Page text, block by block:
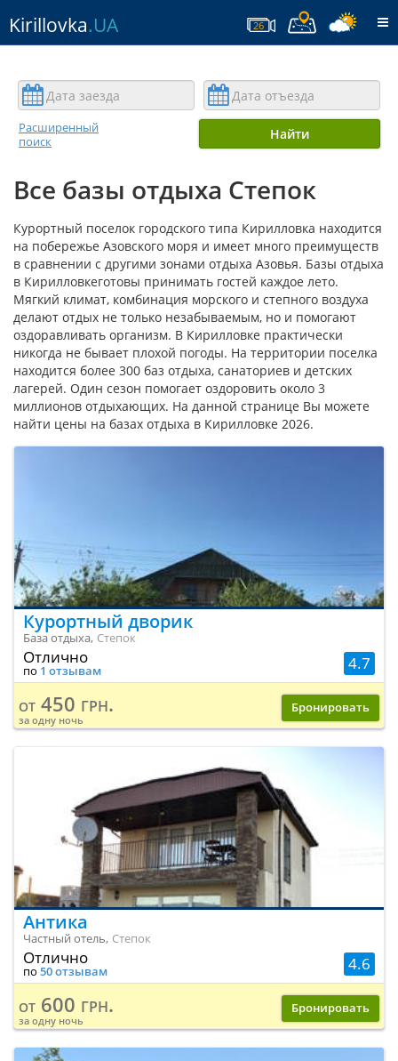
Kirillovka.UA 26
Расширенный
поиск
Найти
Все базы отдыха Степок
Курортный поселок городского типа Кирилловка находится
на побережье Азовского моря и имеет много преимуществ
в сравнении с другими зонами отдыха Азовья. Базы отдыха
в Кирилловкеготовы принимать гостей каждое лето.
Мягкий климат, комбинация морского и степного воздуха
делают отдых не только незабываемым, но и помогают
оздоравливать организм. В Кирилловке практически
никогда не бывает плохой погоды. На территории поселка
находится более 300 баз отдыха, санаториев и детских
лагерей. Один сезон помогает оздоровить около 3
миллионов отдыхающих. На данной странице Вы можете
найти цены на базах отдыха в Кирилловке 2026.
Курортный дворик
База отдыха, Степок
4.7
Отлично
по 1 отзывам
от 450 грн.
за одну ночь
Бронировать
Антика
Частный отель, Степок
4.6
Отлично
по 50 отзывам
от 600 грн.
за одну ночь
Бронировать